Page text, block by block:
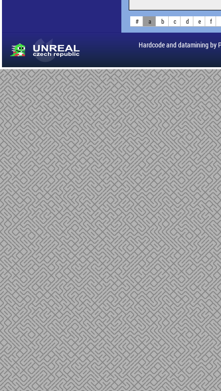
# a b c d e f
Hardcode and datamining by